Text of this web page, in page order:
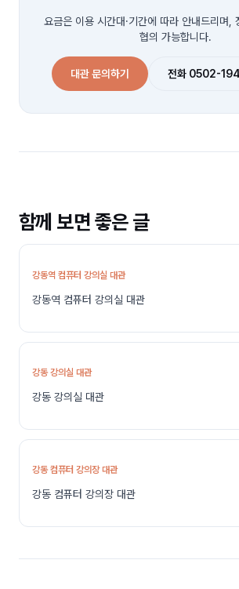
요금은 이용 시간대·기간에 따라 안내드리며,
협의 가능합니다.
대관 문의하기 전화 0502-
함께 보면 좋은 글
강동역 컴퓨터 강의실 대관
강동역 컴퓨터 강의실 대관
강동 강의실 대관
강동 강의실 대관
강동 컴퓨터 강의장 대관
강동 컴퓨터 강의장 대관